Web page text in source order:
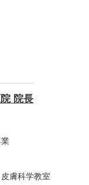
院長
膚科学教室